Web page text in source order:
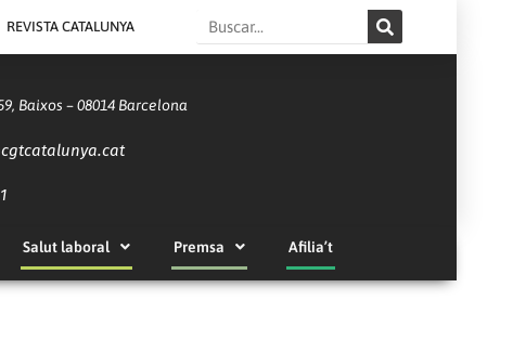
REVISTA CATALUNYA Search
Baixos – 08014 Barcelona
Salut laboral Premsa Afilia’t